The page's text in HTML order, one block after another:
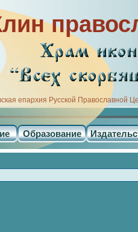
епархия Русской Православной
Образование